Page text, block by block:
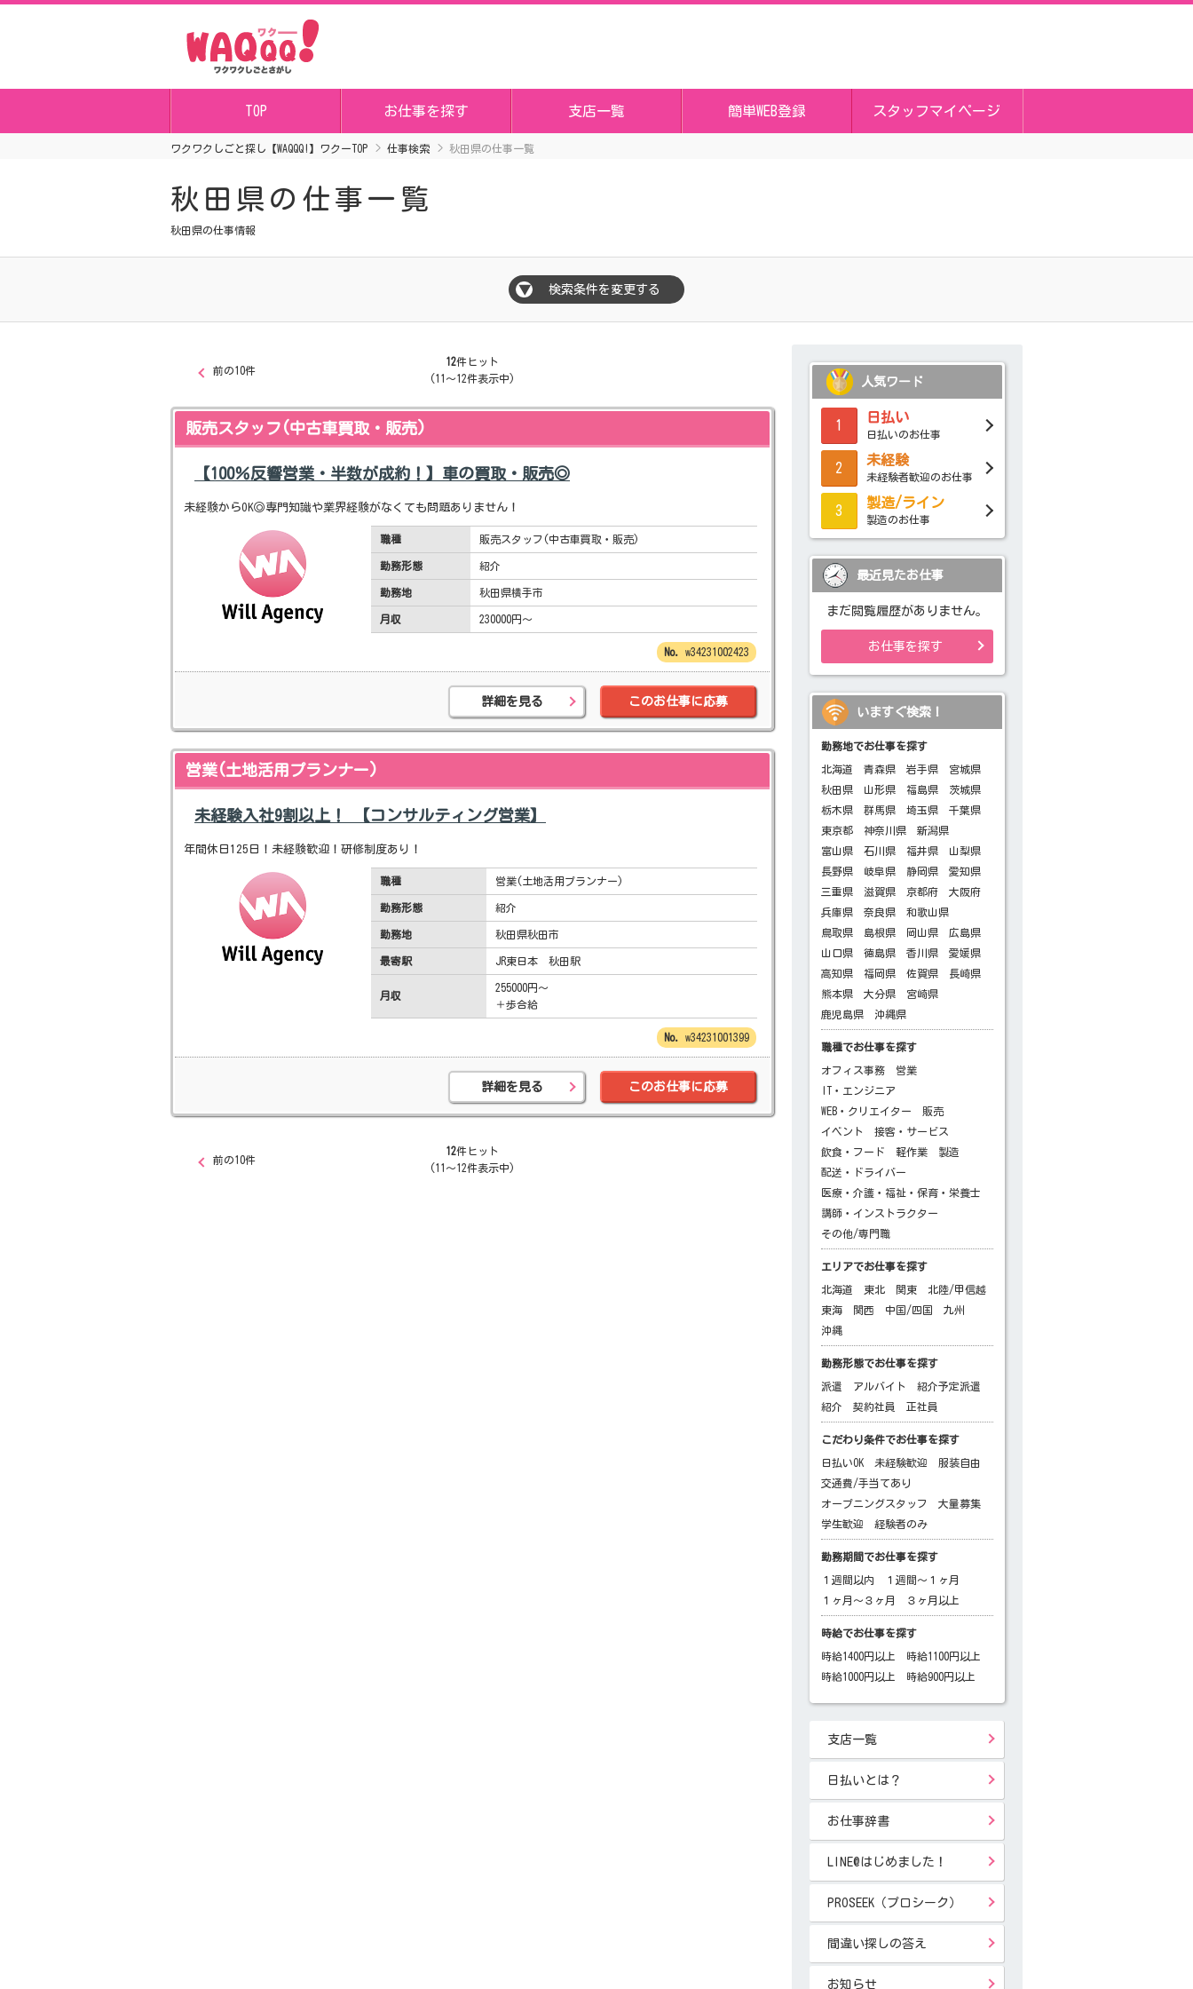
TOP お仕事を探す 支店一覧 簡単WEB登録 スタッフマイページ
ワクワクしごと探し【WAQQQ!】ワクーTOP 仕事検索 秋田県の仕事一覧
秋田県の仕事一覧
秋田県の仕事情報
▼ 検索条件を変更する
前の10件
12件ヒット
(11～12件表示中)
販売スタッフ(中古車買取・販売)
【100％反響営業・半数が成約！】車の買取・販売◎
未経験からOK◎専門知識や業界経験がなくても問題ありません！
職種 販売スタッフ(中古車買取・販売)
勤務形態 紹介
勤務地 秋田県横手市
月収 230000円～
w34231002423
詳細を見る このお仕事に応募
営業(土地活用プランナー)
未経験入社9割以上！ 【コンサルティング営業】
年間休日125日！未経験歓迎！研修制度あり！
職種 営業(土地活用プランナー)
勤務形態 紹介
勤務地 秋田県秋田市
最寄駅 JR東日本 秋田駅
月収
255000円～
＋歩合給
w34231001399
詳細を見る このお仕事に応募
前の10件
12件ヒット
(11～12件表示中)
人気ワード
1
日払い
日払いのお仕事
2
未経験
未経験者歓迎のお仕事
3
製造/ライン
製造のお仕事
最近見たお仕事
まだ閲覧履歴がありません。
お仕事を探す
いますぐ検索！
勤務地でお仕事を探す
北海道 青森県 岩手県
宮城県
秋田県
山形県 福島県
茨城県
栃木県
群馬県 埼玉県
千葉県
東京都
神奈川県
新潟県
富山県
石川県 福井県
山梨県
長野県
岐阜県 静岡県
愛知県
三重県
滋賀県 京都府
大阪府
兵庫県
奈良県
和歌山県
鳥取県
島根県 岡山県
広島県
山口県
徳島県 香川県
愛媛県
高知県
福岡県 佐賀県
長崎県
熊本県
大分県
宮崎県
鹿児島県
沖縄県
職種でお仕事を探す
オフィス事務
営業
IT・エンジニア
WEB・クリエイター
販売
イベント
接客・サービス
飲食・フード
軽作業
製造
配送・ドライバー
医療・介護・福祉・保育・栄養士
講師・インストラクター
その他/専門職
エリアでお仕事を探す
北海道 東北 関東
北陸/甲信越
東海
関西 中国/四国
九州
沖縄
勤務形態でお仕事を探す
派遣 アルバイト
紹介予定派遣
紹介
契約社員 正社員
こだわり条件でお仕事を探す
日払いOK 未経験歓迎
服装自由
交通費/手当てあり
オープニングスタッフ
大量募集
学生歓迎
経験者のみ
勤務期間でお仕事を探す
１週間以内
１週間～１ヶ月
１ヶ月～３ヶ月
３ヶ月以上
時給でお仕事を探す
時給1400円以上
時給1100円以上
時給1000円以上
時給900円以上
支店一覧
日払いとは？
お仕事辞書
LINE@はじめました！
PROSEEK（プロシーク）
間違い探しの答え
お知らせ